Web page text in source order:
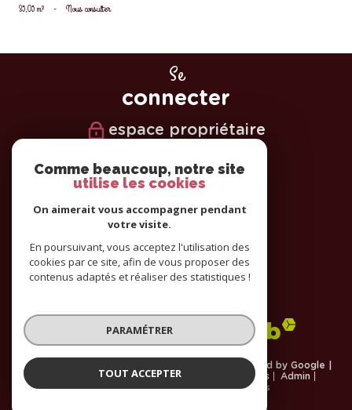
35,05 m²
- Nous consulter
Se
connecter
espace propriétaire
Nous
suivre
Nous
© 2026 | Tous droits réservés | Traduction powered by Google |
Nos honoraires Mentions légales
Admin
Partenaires
Politique RGPD Cookies
Comme beaucoup, notre site
utilise les cookies
On aimerait vous accompagner pendant
votre visite.
En poursuivant, vous acceptez l'utilisation des
cookies par ce site, afin de vous proposer des
contenus adaptés et réaliser des statistiques !
PARAMÉTRER
TOUT ACCEPTER